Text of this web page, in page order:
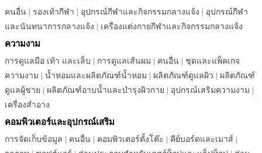
คนอื่น | รองเท้ากีฬา | อุปกรณ์กีฬาและกิจกรรมกลางแจ้ง | อุปกรณ์กีฬา
และนันทนาการกลางแจ้ง | เครื่องแต่งกายกีฬาและกิจกรรมกลางแจ้ง
ความงาม
การดูแลมือ เท้า และเล็บ | การดูแลเส้นผม | คนอื่น | ชุดและแพ็คเกจ
ความงาม | น้ำหอมและผลิตภัณฑ์น้ำหอม | ผลิตภัณฑ์ดูแลผิว | ผลิตภัณฑ์
ดูแลผู้ชาย | ผลิตภัณฑ์อาบน้ำและบำรุงผิวกาย | อุปกรณ์เสริมความงาม |
เครื่องสำอาง
คอมพิวเตอร์และอุปกรณ์เสริม
การจัดเก็บข้อมูล | คนอื่น | คอมพิวเตอร์ตั้งโต๊ะ | คีย์บอร์ดและเมาส์ |